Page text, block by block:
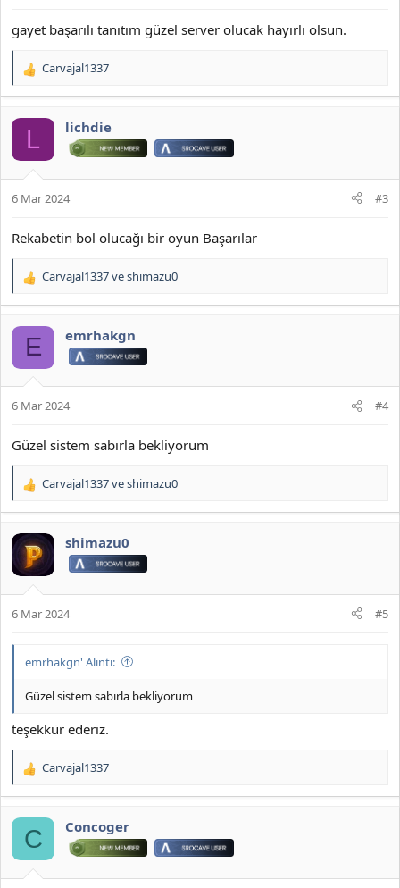
gayet başarılı tanıtım güzel server olucak hayırlı olsun.
T
k
:
Carvajal1337
L lichdie
6 Mar 2024 #3
Rekabetin bol olucağı bir oyun Başarılar
T
k
:
Carvajal1337veshimazu0
E emrhakgn
6 Mar 2024 #4
Güzel sistem sabırla bekliyorum
T
k
l
:
Carvajal1337veshimazu0
shimazu0
6 Mar 2024 #5
emrhakgn' Alıntı:
Güzel sistem sabırla bekliyorum
teşekkür ederiz.
T
k
Carvajal1337
C Concoger